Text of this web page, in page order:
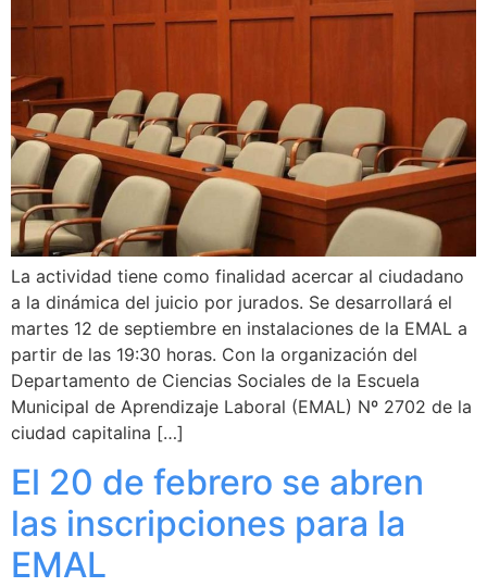
La actividad tiene como finalidad acercar al ciudadano
a la dinámica del juicio por jurados. Se desarrollará el
martes 12 de septiembre en instalaciones de la EMAL a
partir de las 19:30 horas. Con la organización del
Departamento de Ciencias Sociales de la Escuela
Municipal de Aprendizaje Laboral (EMAL) Nº 2702 de la
ciudad capitalina […]
El 20 de febrero se abren
las inscripciones para la
EMAL